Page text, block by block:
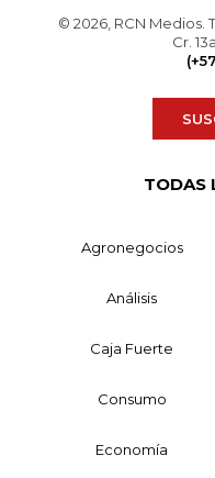
© 2026, RCN Medios.
Cr.
TODAS
Agronegocios
Análisis
Caja Fuerte
Consumo
Economía